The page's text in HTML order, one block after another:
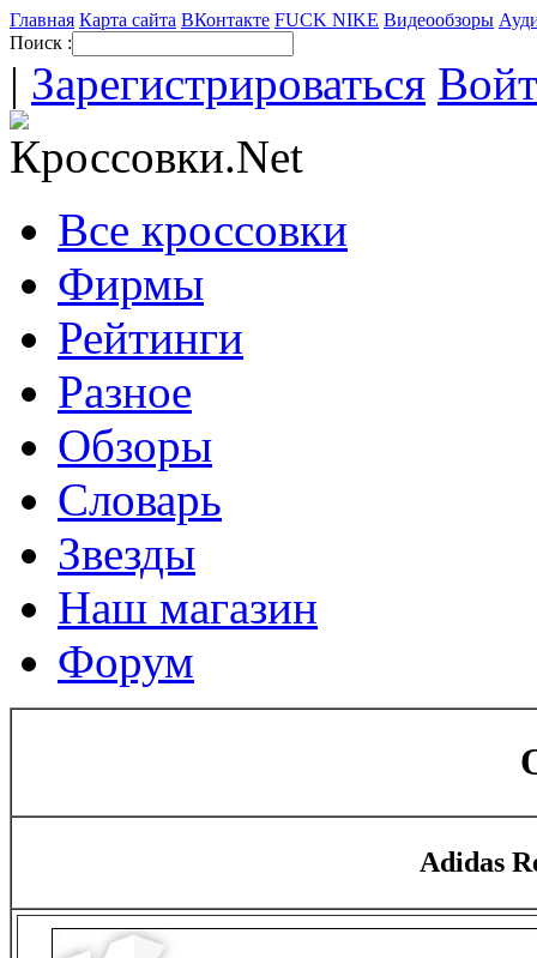
Главная Карта сайта ВКонтакте FUCK NIKE Видеообзоры
Поиск :
| Зарегистрироваться
Все кроссовки
Фирмы
Рейтинги
Разное
Обзоры
Словарь
Звезды
Наш магазин
Форум
Adidas